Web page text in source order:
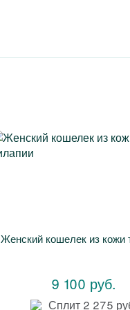
Женский кошелек из кожи
9 100 руб.
Сплит 2 275